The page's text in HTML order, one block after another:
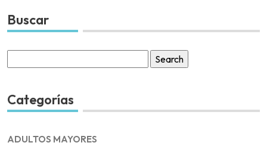
Buscar
for:
Categorías
ADULTOS MAYORES